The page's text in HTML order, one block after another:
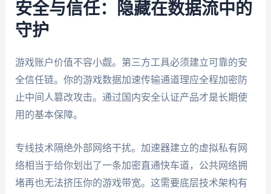
安全与信任：隐藏在数据流中的
守护
游戏账户价值不容小觑。第三方工具必须建立可靠的安
全信任链。你的游戏数据加速传输通道理应全程加密防
止中间人篡改攻击。通过国内安全认证产品才是长期使
用的基本保障。
专线技术隔绝外部网络干扰。加速器建立的虚拟私有网
络相当于给你划出了一条加密直通快车道，公共网络拥
堵再也无法挤压你的游戏带宽。这需要底层技术架构有